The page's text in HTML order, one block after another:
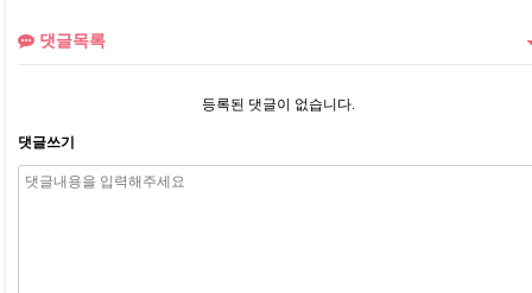
댓글목록
등록된 댓글이 없습니다.
댓글쓰기